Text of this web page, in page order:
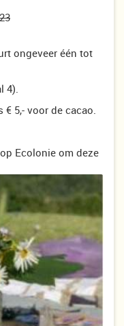
ongeveer één tot
4).
5,- voor de cacao.
Ecolonie om deze